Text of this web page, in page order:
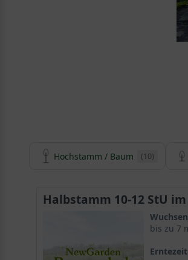
Hochstamm / Baum (10)
Halbstamm 10-12 StU
bis zu 7
Erntezeit